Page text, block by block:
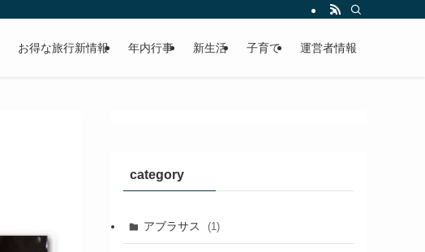
お得な旅行新情報 年内行事 新生活 子育て 運営者情報
category
アブラサス (1)